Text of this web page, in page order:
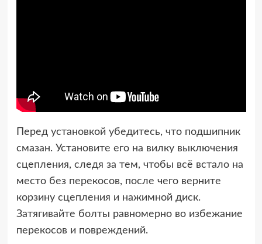
Перед установкой убедитесь, что подшипник
смазан. Установите его на вилку выключения
сцепления, следя за тем, чтобы всё встало на
место без перекосов, после чего верните
корзину сцепления и нажимной диск.
Затягивайте болты равномерно во избежание
перекосов и повреждений.